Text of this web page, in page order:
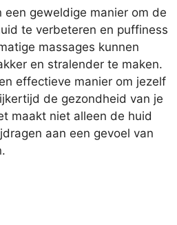
een geweldige manier om de
te verbeteren en puffiness
massages kunnen
en stralender te maken.
effectieve manier om jezelf
de gezondheid van je
maakt niet alleen de huid
aan een gevoel van